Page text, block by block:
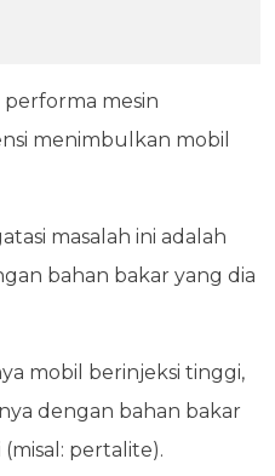
performa mesin
menimbulkan mobil
masalah ini adalah
bahan bakar yang dia
mobil berinjeksi tinggi,
dengan bahan bakar
pertalite).